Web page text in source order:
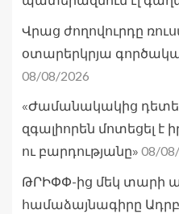
Վրաց ժողովուրդը
օտարերկրյա
08/08/2026
«Ժամանակակից
զգալիորեն մոտեցել է
ու բարդությանը» 08/
ԹՐԻՓՓ-ից մեկ տարի
համաձայնագիրը